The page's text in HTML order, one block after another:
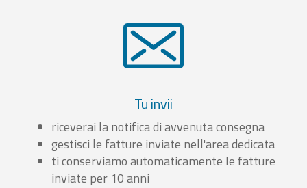
Tu invii
riceverai la notifica di avvenuta consegna
gestisci le fatture inviate nell'area dedicata
ti conserviamo automaticamente le fatture
inviate per 10 anni